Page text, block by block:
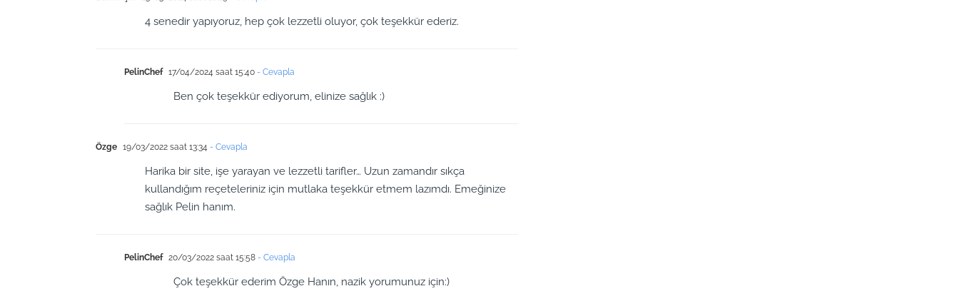
4 senedir yapıyoruz, hep çok lezzetli oluyor, çok teşekkür ederiz.
PelinChef 17/04/2024 saat 15:40 - Cevapla
Ben çok teşekkür ediyorum, elinize sağlık :)
Özge 19/03/2022 saat 13:34 - Cevapla
Harika bir site, işe yarayan ve lezzetli tarifler… Uzun zamandır sıkça
kullandığım reçeteleriniz için mutlaka teşekkür etmem lazımdı. Emeğinize
sağlık Pelin hanım.
PelinChef 20/03/2022 saat 15:58 - Cevapla
Çok teşekkür ederim Özge Hanın, nazik yorumunuz için:)